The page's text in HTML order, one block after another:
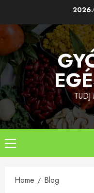
content
Primary
Menu
Home Blog